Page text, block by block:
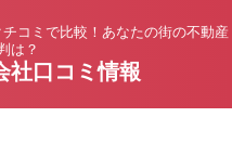
コミで比較！あなたの街の不動産
は？
社口コミ情報